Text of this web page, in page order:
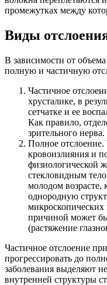
промежутках между
Виды
В зависимости от
полную и частичную
Частичное
хрусталике, в
сетчатке и ее
Как правило,
зрительного нерва.
Полное отслоение.
кровоизлияния и
физиологической
стекловидным
молодом возрасте,
однородную
микроскопических
причиной может
(растяжение
Частичное отслоение
прогрессировать до
заболевания выделяют
внутренней структуры